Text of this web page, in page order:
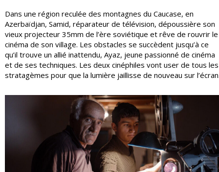
Dans une région reculée des montagnes du Caucase, en
Azerbaïdjan, Samid, réparateur de télévision, dépoussière son
vieux projecteur 35mm de l’ère soviétique et rêve de rouvrir le
cinéma de son village. Les obstacles se succèdent jusqu’à ce
qu’il trouve un allié inattendu, Ayaz, jeune passionné de cinéma
et de ses techniques. Les deux cinéphiles vont user de tous les
stratagèmes pour que la lumière jaillisse de nouveau sur